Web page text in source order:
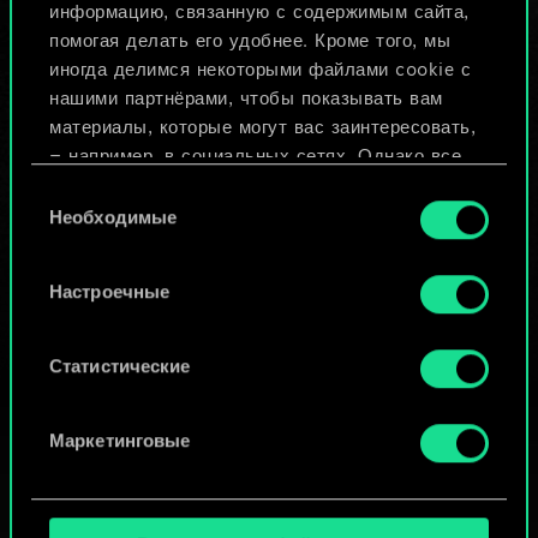
информацию, связанную с содержимым сайта,
помогая делать его удобнее. Кроме того, мы
иногда делимся некоторыми файлами cookie с
нашими партнёрами, чтобы показывать вам
материалы, которые могут вас заинтересовать,
— например, в социальных сетях. Однако все
разрешения.
Найти подробную информацию о том, как мы
используем ваши файлы cookie, и изменить
«Настройки» ниже.
согласия
Необходимые
Настроечные
Статистические
Маркетинговые
Назвать колоду и описать её
Изменить колоду
ИЛИ
Просмотреть колоды